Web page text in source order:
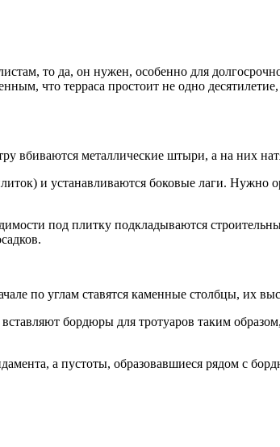
то да, он нужен, особенно для
что терраса простоит не одно
вбиваются металлические штыри, а на них
и устанавливаются боковые лаги. Нужно
под плитку подкладываются
по углам ставятся каменные столбцы, их
бордюры для тротуаров таким
а пустоты, образовавшиеся рядом с